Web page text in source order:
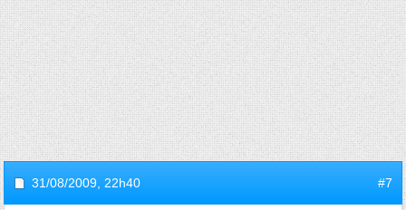
31/08/2009, 22h40 #7